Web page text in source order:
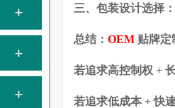
三、包装设计选择：
总结： OEM 贴牌定
若追求高控制权 +
若追求低成本 + 快